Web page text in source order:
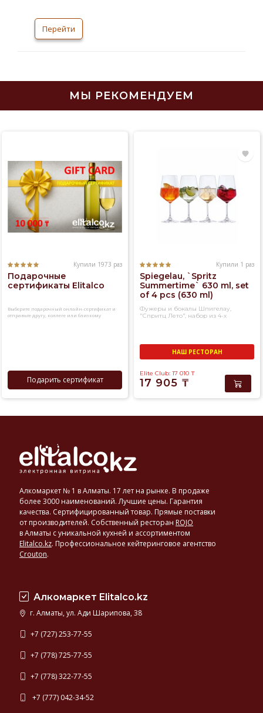
коньяка. На прилавках мы можете увидеть
огромное разнообразие коньячных изделий.
Само собой, каждый напиток имеет свою
Перейти
МЫ РЕКОМЕНДУЕМ
Купили 1973 раз
Подарочные
сертификаты Elitalco
Выберите подарочный онлайн-сертификат и
отправьте другу, коллеге или близкому
Подарить сертификат
Купили 1 раз
Spiegelau, `Spritz
Summertime` 630 ml, set
of 4 pcs (630 ml)
Фужеры и бокалы Шпигелау,
"Спритц Лето", набор из 4-х
НАШ РЕСТОРАН
Elite Club: 17 010 ₸
17 905 ₸
Алкомаркет № 1 в Алматы. 17 лет на рынке. В продаже
более 3000 наименований. Лучшие цены. Гарантия
качества. Сертифицированный товар. Прямые поставки
от производителей. Собственный ресторан ROJO
в Алматы с уникальной кухней и ассортиментом
Elitalco.kz. Профессиональное кейтеринговое агентство
Crouton.
Алкомаркет Elitalco.kz
г. Алматы, ул. Ади Шарипова, 38
+7 (727) 253-77-55
+7 (778) 725-77-55
+7 (778) 322-77-55
+7 (777) 042-34-52